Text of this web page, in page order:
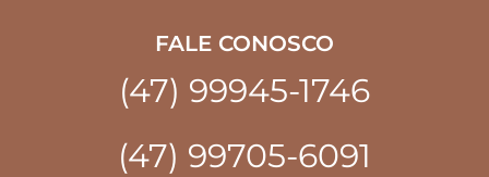
FALE CONOSCO
(47) 99945-1746
(47) 99705-6091